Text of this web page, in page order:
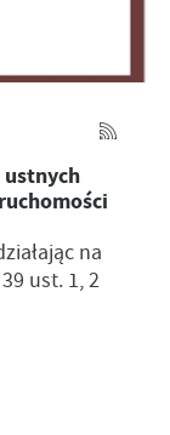
ustnych
na
ust. 1, 2